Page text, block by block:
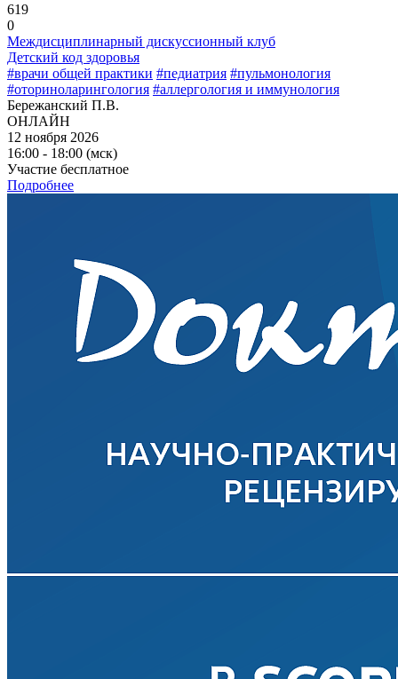
619
0
Междисциплинарный дискуссионный клуб
Детский код здоровья
#врачи общей практики #педиатрия #пульмонология
#оториноларингология #аллергология и иммунология
Бережанский П.В.
ОНЛАЙН
12 ноября 2026
16:00 - 18:00 (мск)
Участие бесплатное
Подробнее